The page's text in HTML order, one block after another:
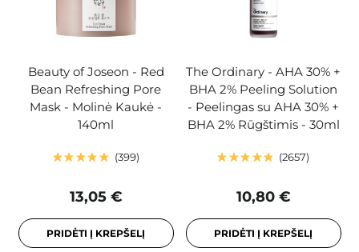
Beauty of Joseon - Red
Bean Refreshing Pore
Mask - Molinė Kaukė -
140ml
399
13,05 €
PRIDĖTI Į KREPŠELĮ
The Ordinary - AHA 30% +
BHA 2% Peeling Solution
- Peelingas su AHA 30% +
BHA 2% Rūgštimis - 30ml
2657
10,80 €
PRIDĖTI Į KREPŠELĮ